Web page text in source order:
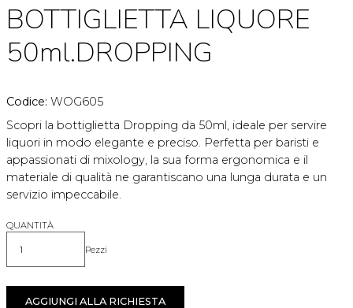
BOTTIGLIETTA LIQUORE
50ml.DROPPING
Codice: WOG605
Scopri la bottiglietta Dropping da 50ml, ideale per servire
liquori in modo elegante e preciso. Perfetta per baristi e
appassionati di mixology, la sua forma ergonomica e il
materiale di qualità ne garantiscano una lunga durata e un
servizio impeccabile.
QUANTITÀ
Quantità Pezzi
AGGIUNGI ALLA RICHIESTA